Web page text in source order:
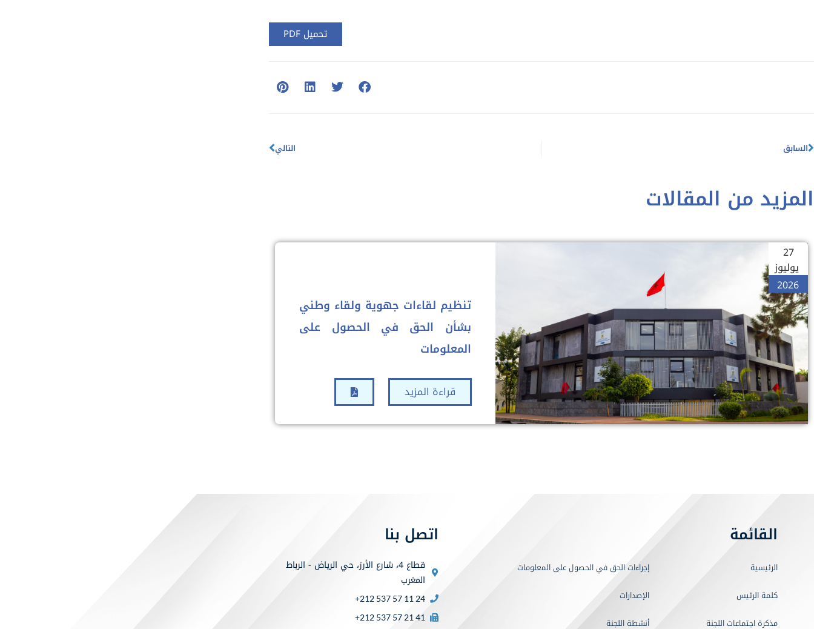
تحميل PDF
السابق التالي
المزيد من المقالات
27
يوليوز
2026
تنظيم لقاءات جهوية ولقاء وطني
بشأن الحق في الحصول على
المعلومات
قراءة المزيد
القائمة
الرئيسية
كلمة الرئيس
مذكرة اجتماعات اللجنة
إجراءات الحق في الحصول على المعلومات
الإصدارات
أنشطة اللجنة
اتصل بنا
قطاع 4، شارع الأرز، حي الرياض - الرباط
المغرب
+212 537 57 11 24
+212 537 57 21 41